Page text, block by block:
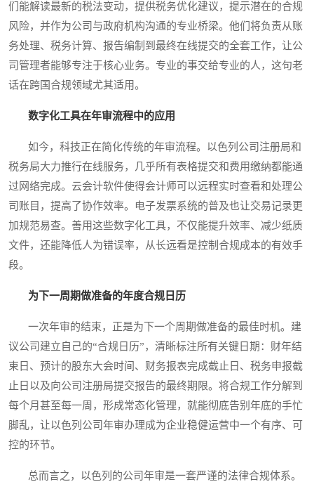
们能解读最新的税法变动，提供税务优化建议，提示潜在的合规
风险，并作为公司与政府机构沟通的专业桥梁。他们将负责从账
务处理、税务计算、报告编制到最终在线提交的全套工作，让公
司管理者能够专注于核心业务。专业的事交给专业的人，这句老
话在跨国合规领域尤其适用。
数字化工具在年审流程中的应用
如今，科技正在简化传统的年审流程。以色列公司注册局和
税务局大力推行在线服务，几乎所有表格提交和费用缴纳都能通
过网络完成。云会计软件使得会计师可以远程实时查看和处理公
司账目，提高了协作效率。电子发票系统的普及也让交易记录更
加规范易查。善用这些数字化工具，不仅能提升效率、减少纸质
文件，还能降低人为错误率，从长远看是控制合规成本的有效手
段。
为下一周期做准备的年度合规日历
一次年审的结束，正是为下一个周期做准备的最佳时机。建
议公司建立自己的“合规日历”，清晰标注所有关键日期：财年结
束日、预计的股东大会时间、财务报表完成截止日、税务申报截
止日以及向公司注册局提交报告的最终期限。将合规工作分解到
每个月甚至每一周，形成常态化管理，就能彻底告别年底的手忙
脚乱，让以色列公司年审办理成为企业稳健运营中一个有序、可
控的环节。
总而言之，以色列的公司年审是一套严谨的法律合规体系。